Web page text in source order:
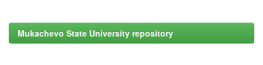
Mukachevo State University repository